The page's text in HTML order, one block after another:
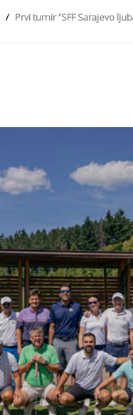
Prvi turnir “SFF Sarajevo